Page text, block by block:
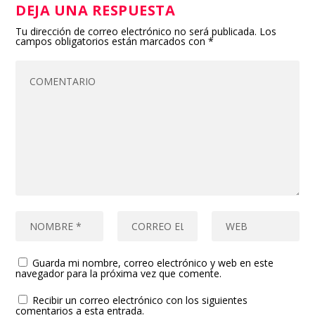
DEJA UNA RESPUESTA
Tu dirección de correo electrónico no será publicada. Los
campos obligatorios están marcados con*
Guarda mi nombre, correo electrónico y web en este
navegador para la próxima vez que comente.
Recibir un correo electrónico con los siguientes
comentarios a esta entrada.